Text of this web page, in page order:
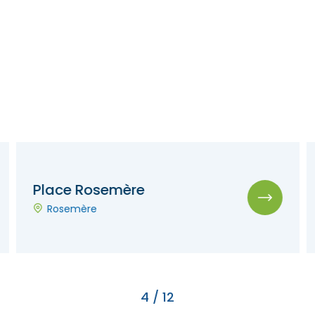
Place Rosemère
Rosemère
4 / 12